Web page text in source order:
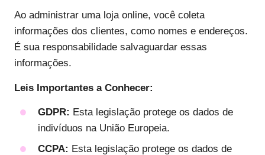
Ao administrar uma loja online, você coleta
informações dos clientes, como nomes e endereços.
É sua responsabilidade salvaguardar essas
informações.
Leis Importantes a Conhecer:
GDPR: Esta legislação protege os dados de
indivíduos na União Europeia.
CCPA: Esta legislação protege os dados de